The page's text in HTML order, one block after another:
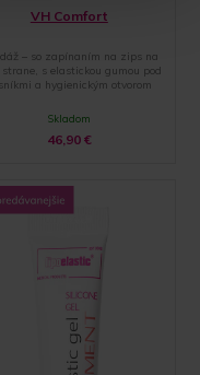
VH Comfort
– so zapínaním na zips na
strane, s elastickou gumou pod
a hygienickým otvorom
Skladom
46,90 €